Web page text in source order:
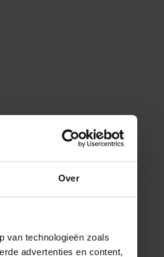
Over
van technologieën zoals
advertenties en content,